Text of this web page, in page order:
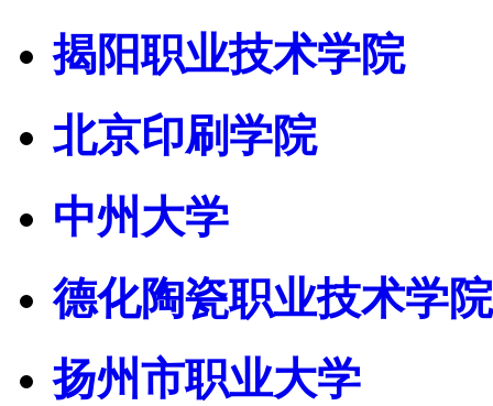
揭阳职业技术学院
北京印刷学院
中州大学
德化陶瓷职业技术学院
扬州市职业大学